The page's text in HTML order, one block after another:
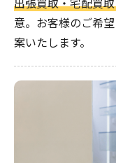
意。お客様のご希
案いたします。